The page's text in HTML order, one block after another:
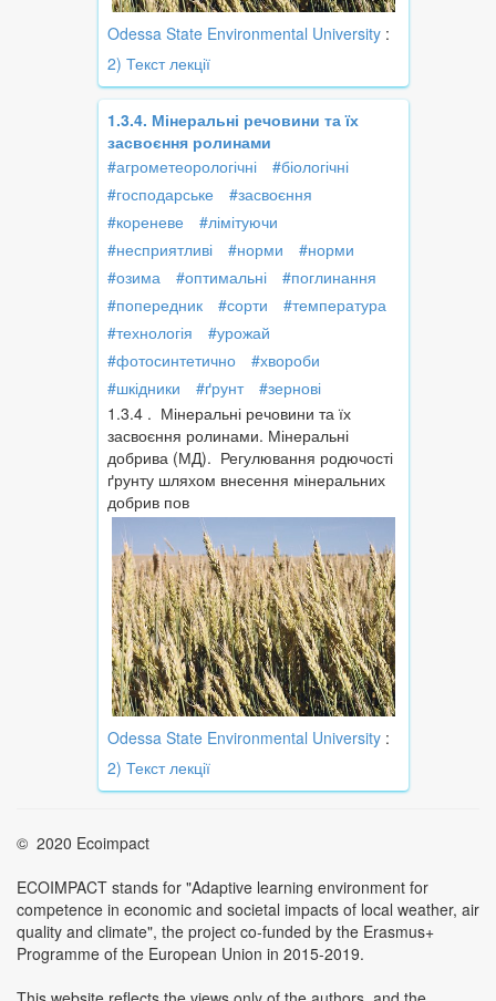
Odessa State Environmental University :
2) Текст лекції
1.3.4. Мінеральні речовини та їх
засвоєння ролинами
#агрометеорологічні
#біологічні
#господарське
#засвоєння
#кореневе
#лімітуючи
#несприятливі
#норми
#норми
#озима
#оптимальні
#поглинання
#попередник
#сорти
#температура
#технологія
#урожай
#фотосинтетично
#хвороби
#шкідники
#ґрунт
#зернові
1.3.4 . Мінеральні речовини та їх
засвоєння ролинами. Мінеральні
добрива (МД). Регулювання родючості
ґрунту шляхом внесення мінеральних
добрив пов
Odessa State Environmental University :
2) Текст лекції
© 2020 Ecoimpact
ECOIMPACT stands for "Adaptive learning environment for
competence in economic and societal impacts of local weather, air
quality and climate", the project co-funded by the Erasmus+
Programme of the European Union in 2015-2019.